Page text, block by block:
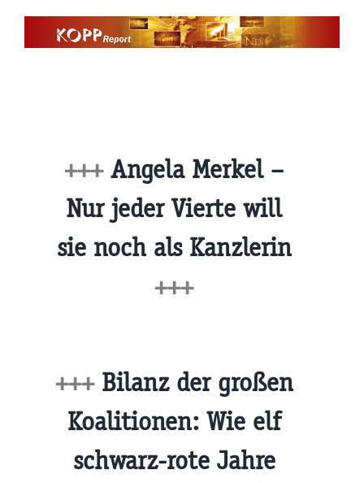
+++ Angela Merkel –
Nur jeder Vierte will
sie noch als Kanzlerin
+++
+++ Bilanz der großen
Koalitionen: Wie elf
schwarz-rote Jahre